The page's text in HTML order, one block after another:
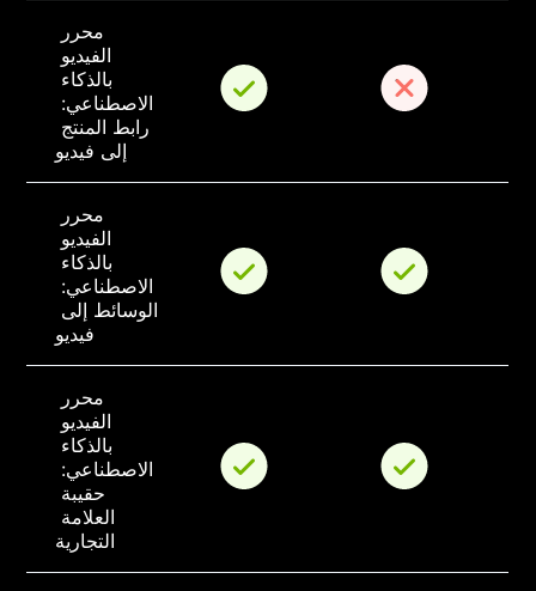
محرر
الفيديو
بالذكاء
الاصطناعي:
رابط المنتج
إلى فيديو
محرر
الفيديو
بالذكاء
الاصطناعي:
الوسائط إلى
فيديو
محرر
الفيديو
بالذكاء
الاصطناعي:
حقيبة
العلامة
التجارية